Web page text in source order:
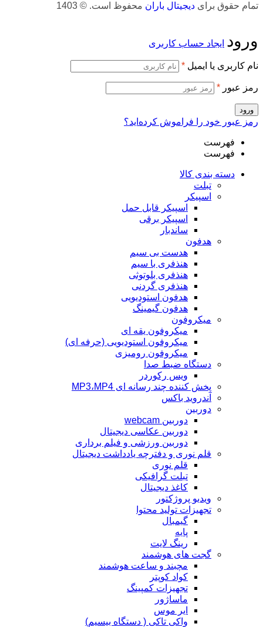
تمام حقوق برای دیجیتال باران محفوظ است. © 1403
ورود ایجاد حساب کاربری
نام کاربری یا ایمیل *
رمز عبور *
ورود
رمز عبور خود را فراموش کرده‌اید؟
فهرست
فهرست
دسته بندی کالا
تبلت
اسپیکر
اسپیکر قابل حمل
اسپیکر برقی
ساندبار
هدفون
هدست بی سیم
هنذفری با سیم
هنذفری بلوتوثی
هنذفری گردنی
هدفون استودیویی
هدفون گیمینگ
میکروفون
میکروفون یقه ای
میکروفون استودیویی (حرفه ای)
میکروفون رومیزی
دستگاه ضبط صدا
ویس رکوردر
پخش کننده چند رسانه ای MP3،MP4
آندروید باکس
دوربین
دوربین webcam
دوربین عکاسی دیجیتال
دوربین‌ ورزشی و فیلم برداری
قلم نوری و دفترچه یادداشت دیجیتال
قلم نوری
تبلت گرافیکی
کاغذ دیجیتال
ویدیو پروژکتور
تجهیزات تولید محتوا
گیمبال
پایه
رینگ لایت
گجت های هوشمند
مچبند و ساعت هوشمند
کواد کوپتر
تجهیزات کمپینگ
ماساژور
ایر موس
واکی تاکی ( دستگاه بیسیم)